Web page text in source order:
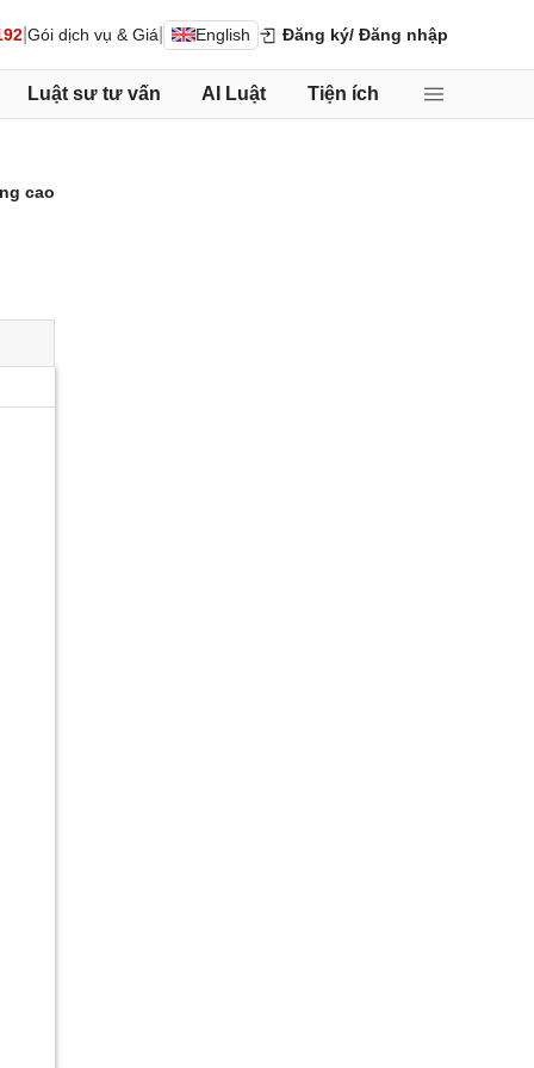
Gói dịch vụ & Giá English Đăng ký/ Đăng nhập
Luật sư tư vấn AI Luật Tiện ích
cao